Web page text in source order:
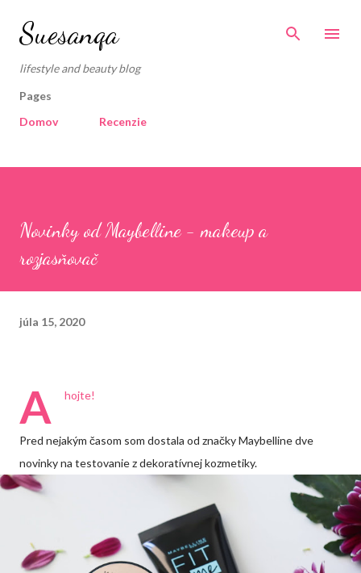
Suesanqa
lifestyle and beauty blog
Pages
Domov
Recenzie
Novinky od Maybelline - makeup a
rozjasňovač
júla 15, 2020
A hojte!
Pred nejakým časom som dostala od značky Maybelline dve
novinky na testovanie z dekoratívnej kozmetiky.